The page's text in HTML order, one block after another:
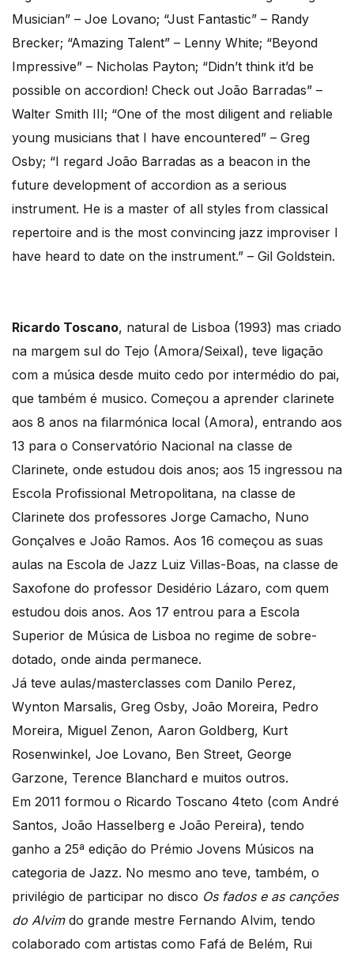
Musician” – Joe Lovano; “Just Fantastic” – Randy
Brecker; “Amazing Talent” – Lenny White; “Beyond
Impressive” – Nicholas Payton; “Didn’t think it’d be
possible on accordion! Check out João Barradas” –
Walter Smith III; “One of the most diligent and reliable
young musicians that I have encountered” – Greg
Osby; “I regard João Barradas as a beacon in the
future development of accordion as a serious
instrument. He is a master of all styles from classical
repertoire and is the most convincing jazz improviser I
have heard to date on the instrument.” – Gil Goldstein.
Ricardo Toscano, natural de Lisboa (1993) mas criado
na margem sul do Tejo (Amora/Seixal), teve ligação
com a música desde muito cedo por intermédio do pai,
que também é musico. Começou a aprender clarinete
aos 8 anos na filarmónica local (Amora), entrando aos
13 para o Conservatório Nacional na classe de
Clarinete, onde estudou dois anos; aos 15 ingressou na
Escola Profissional Metropolitana, na classe de
Clarinete dos professores Jorge Camacho, Nuno
Gonçalves e João Ramos. Aos 16 começou as suas
aulas na Escola de Jazz Luiz Villas-Boas, na classe de
Saxofone do professor Desidério Lázaro, com quem
estudou dois anos. Aos 17 entrou para a Escola
Superior de Música de Lisboa no regime de sobre-
dotado, onde ainda permanece.
Já teve aulas/masterclasses com Danilo Perez,
Wynton Marsalis, Greg Osby, João Moreira, Pedro
Moreira, Miguel Zenon, Aaron Goldberg, Kurt
Rosenwinkel, Joe Lovano, Ben Street, George
Garzone, Terence Blanchard e muitos outros.
Em 2011 formou o Ricardo Toscano 4teto (com André
Santos, João Hasselberg e João Pereira), tendo
ganho a 25ª edição do Prémio Jovens Músicos na
categoria de Jazz. No mesmo ano teve, também, o
privilégio de participar no disco Os fados e as canções
do Alvimdo grande mestre Fernando Alvim, tendo
colaborado com artistas como Fafá de Belém, Rui